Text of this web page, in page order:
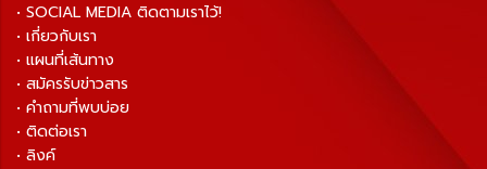
• SOCIAL MEDIA ติดตามเราไว้!
• เกี่ยวกับเรา
• แผนที่เส้นทาง
• สมัครรับข่าวสาร
• คำถามที่พบบ่อย
• ติดต่อเรา
• ลิงค์